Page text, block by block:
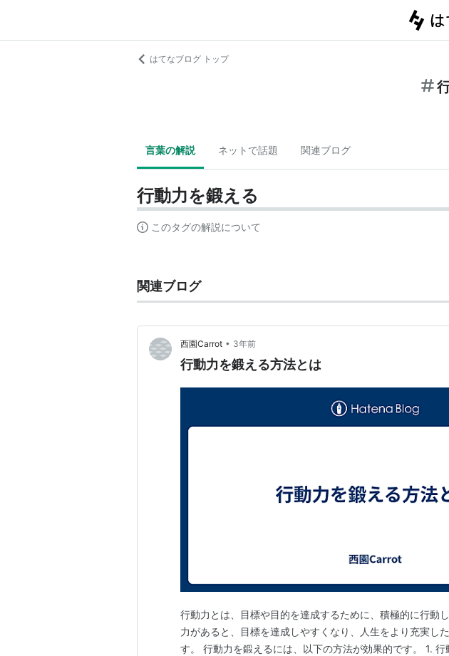
はてなブログ トップ
言葉の解説 ネットで話題 関連ブログ
行動力を鍛える
このタグの解説について
関連ブログ
西園Carrot • 3年前
行動力を鍛える方法とは
行動力とは、目標や目的を達成するために、積極的に行動
力があると、目標を達成しやすくなり、人生をより充実し
す。 行動力を鍛えるには、以下の方法が効果的です。 1.